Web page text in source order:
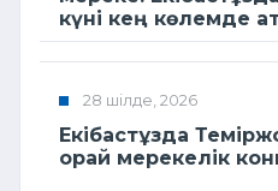
күні кең көлемде
28 шілде, 2026
Екібастұзда
орай мерекелік